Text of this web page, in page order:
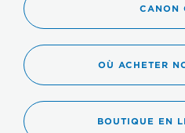
CANON
OÙ ACHETER
BOUTIQUE EN